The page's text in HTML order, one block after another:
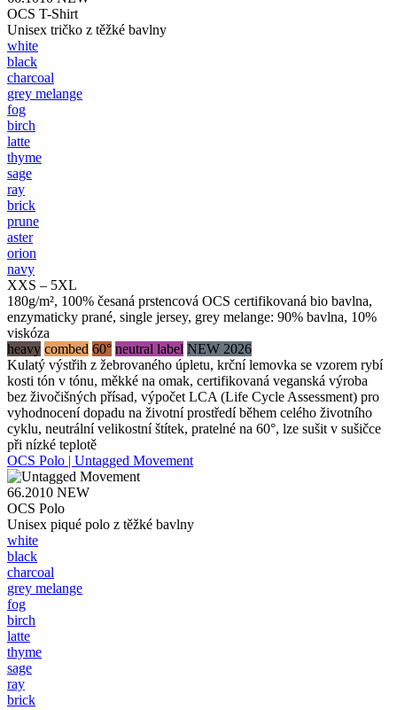
OCS T-Shirt
Unisex tričko z těžké bavlny
white
black
charcoal
grey melange
fog
birch
latte
thyme
sage
ray
brick
prune
aster
orion
navy
XXS – 5XL
180g/m², 100% česaná prstencová OCS certifikovaná bio bavlna,
enzymaticky prané, single jersey, grey melange: 90% bavlna, 10%
viskóza
heavy combed 60° neutral label NEW 2026
Kulatý výstřih z žebrovaného úpletu, krční lemovka se vzorem rybí
kosti tón v tónu, měkké na omak, certifikovaná veganská výroba
bez živočišných přísad, výpočet LCA (Life Cycle Assessment) pro
vyhodnocení dopadu na životní prostředí během celého životního
cyklu, neutrální velikostní štítek, pratelné na 60°, lze sušit v sušičce
při nízké teplotě
OCS Polo | Untagged Movement
66.2010 NEW
OCS Polo
Unisex piqué polo z těžké bavlny
white
black
charcoal
grey melange
fog
birch
latte
thyme
sage
ray
brick